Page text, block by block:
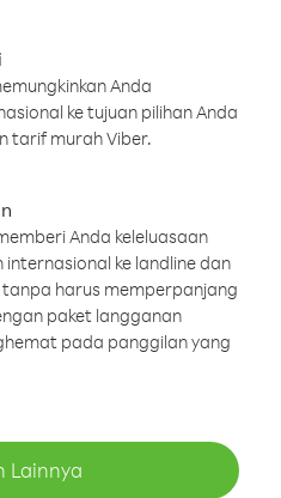
Anda
ke tujuan pilihan Anda
tarif murah Viber.
Anda keleluasaan
ke landline dan
harus memperpanjang
paket langganan
pada panggilan yang
Lainnya